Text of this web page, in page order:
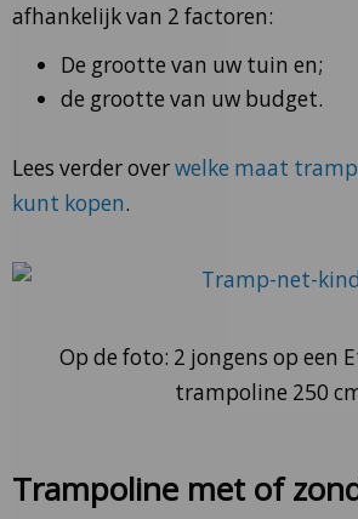
afhankelijk van 2 factoren:
De grootte van uw tuin en;
de grootte van uw budget.
Lees verder overwelke maat
kunt kopen.
Op de foto: 2 jongens op een
trampoline 250
Trampoline met of